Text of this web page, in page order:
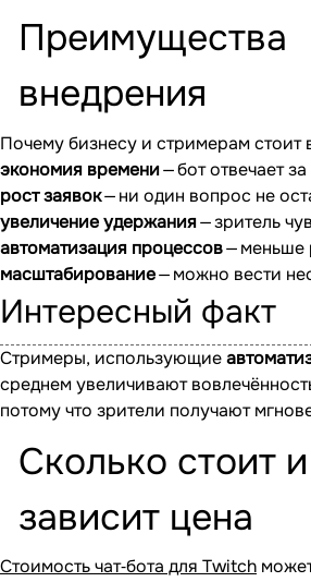
Преимущества
внедрения
Почему бизнесу и стримерам стоит
экономия времени— бот отвечает за
рост заявок— ни один вопрос не
увеличение удержания— зритель
автоматизация процессов— меньше
масштабирование— можно вести
Интересный факт
Стримеры, использующие
среднем увеличивают
потому что зрители получают
Сколько стоит
зависит цена
Стоимость чат‐бота для Twitch